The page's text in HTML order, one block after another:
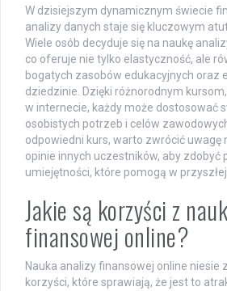
W dzisiejszym dynamicznym świecie
analizy danych staje się kluczowym
Wiele osób decyduje się na naukę
co oferuje nie tylko elastyczność, ale
bogatych zasobów edukacyjnych oraz
dziedzinie. Dzięki różnorodnym
w internecie, każdy może dostosować
osobistych potrzeb i celów
odpowiedni kurs, warto zwrócić uwagę
opinie innych uczestników, aby zdobyć
umiejętności, które pomogą w
Jakie są korzyści z
finansowej online?
Nauka analizy finansowej online niesie
korzyści, które sprawiają, że jest to